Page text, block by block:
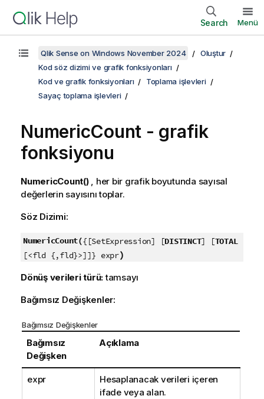
Search Menü
Qlik Sense on Windows November 2024
Oluştur
Kod söz dizimi ve grafik fonksiyonları
Kod ve grafik fonksiyonları
Toplama işlevleri
Sayaç toplama işlevleri
NumericCount - grafik
fonksiyonu
NumericCount() , her bir grafik boyutunda sayısal
değerlerin sayısını toplar.
Söz Dizimi:
NumericCount({[SetExpression] [DISTINCT] [TOTAL
[<fld {,fld}>]]} expr)
Dönüş verileri türü:tamsayı
Bağımsız Değişkenler:
Bağımsız Değişkenler
Bağımsız
Değişken
Açıklama
expr
Hesaplanacak verileri içeren
ifade veya alan.